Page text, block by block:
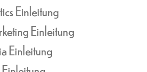
Einleitung
Einleitung
Einleitung